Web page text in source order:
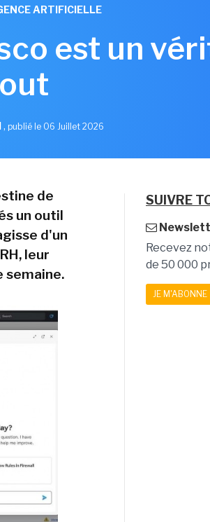
ARTIFICIELLE
est un
, publié le 06 Juillet 2026
de
un outil
d'un
leur
semaine.
SUIVRE
Recevez
de 50 000
JE M'ABONNE